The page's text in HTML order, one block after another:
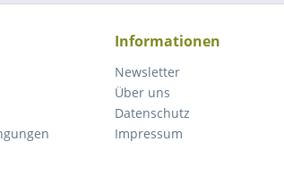
Informationen
Newsletter
Über uns
Datenschutz
Impressum